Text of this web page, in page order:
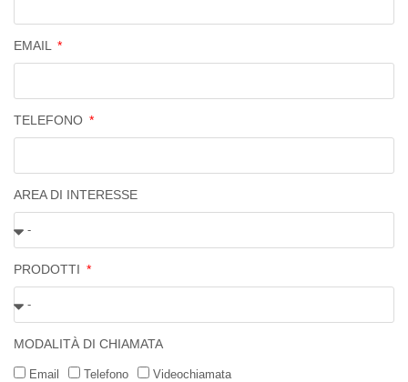
EMAIL
TELEFONO
AREA DI INTERESSE
PRODOTTI
MODALITÀ DI CHIAMATA
Email Telefono Videochiamata